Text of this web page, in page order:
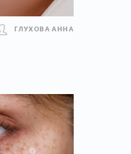
ГЛУХОВА АННА